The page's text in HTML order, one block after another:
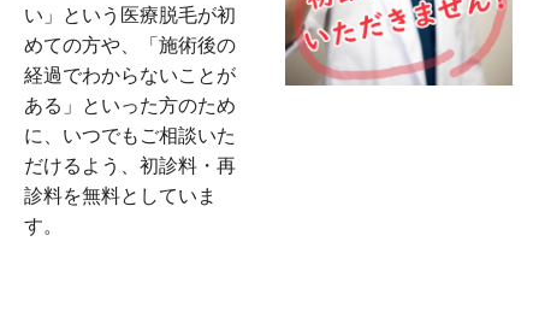
い」という医療脱毛が初
めての方や、「施術後の
経過でわからないことが
ある」といった方のため
に、いつでもご相談いた
だけるよう、初診料・再
診料を無料としていま
す。